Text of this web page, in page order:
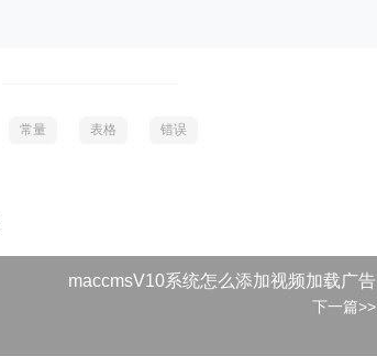
常量 表格 错误
maccmsV10系统怎么添加视频加载广告
下一篇>>